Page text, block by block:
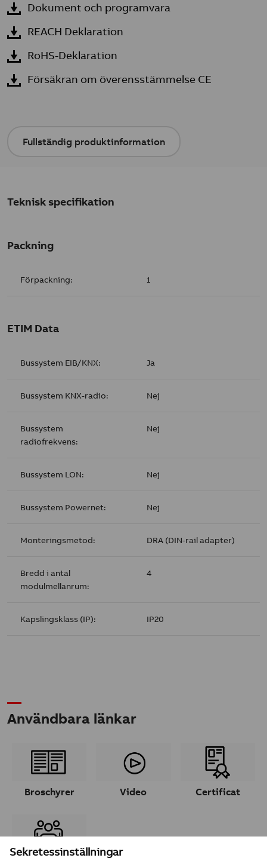
Dokument och programvara
REACH Deklaration
RoHS-Deklaration
Försäkran om överensstämmelse CE
Fullständig produktinformation
Teknisk specifikation
Packning
Förpackning: 1
ETIM Data
Bussystem EIB/KNX: Ja
Bussystem KNX-radio: Nej
Bussystem
radiofrekvens:
Nej
Bussystem LON: Nej
Bussystem Powernet: Nej
Monteringsmetod: DRA (DIN-rail adapter)
Bredd i antal
modulmellanrum:
4
Kapslingsklass (IP): IP20
Användbara länkar
Broschyrer Video Certificat